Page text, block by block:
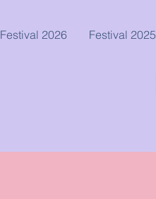
Festival 2026 Festival 2025